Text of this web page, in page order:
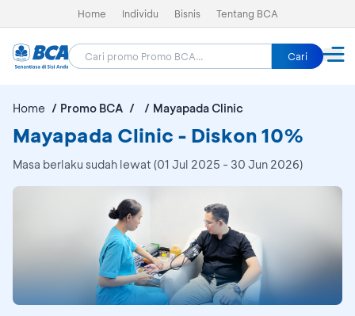
Home Individu Bisnis Tentang BCA
Cari
Home Promo BCA Mayapada Clinic
Mayapada Clinic - Diskon 10%
Masa berlaku sudah lewat (01 Jul 2025 - 30 Jun 2026)